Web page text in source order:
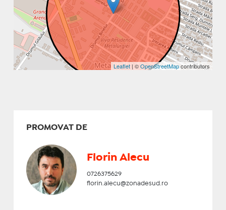
Leaflet | ©OpenStreetMapcontributors
PROMOVAT DE
Florin Alecu
0726375629
florin.alecu@zonadesud.ro